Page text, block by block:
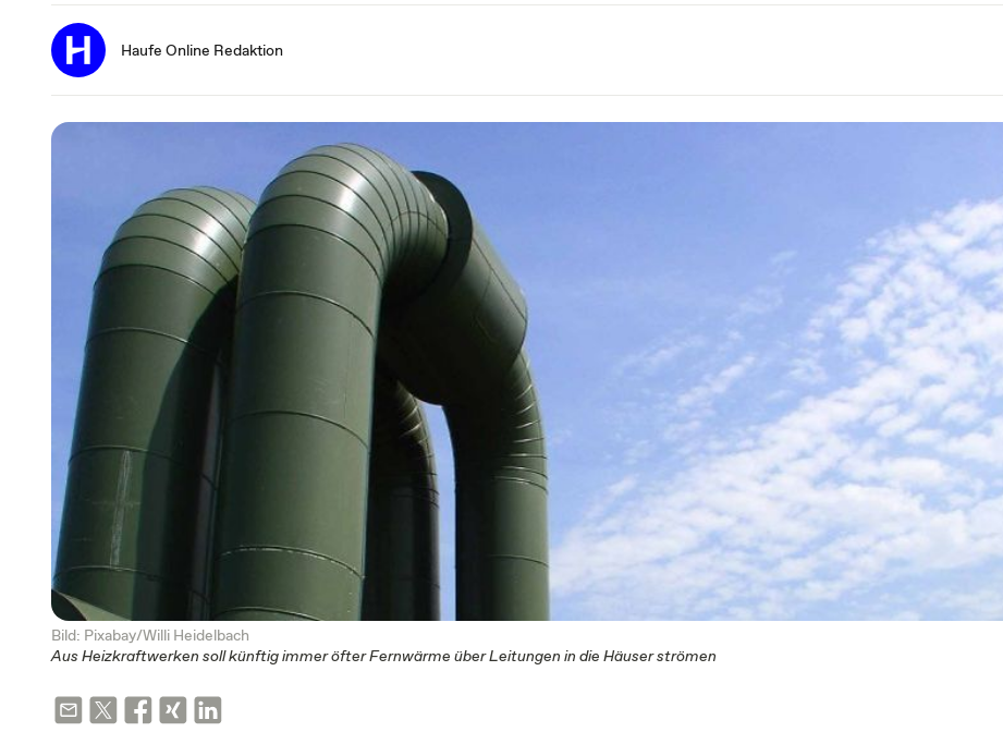
Haufe Online Redaktion
Bild: Pixabay/Willi Heidelbach
Aus Heizkraftwerken soll künftig immer öfter Fernwärme über Leitungen in die Häuser strömen